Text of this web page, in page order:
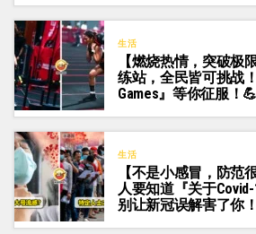
生活
【燃烧热情，突破极
练站，全民皆可挑战！
Games』等你征服！💪
生活
【不是小感冒，防范
人要知道『关于
别让新冠误解害了你！